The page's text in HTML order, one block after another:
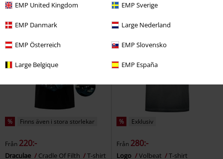
EMP United Kingdom EMP Sverige
EMP Danmark Large Nederland
EMP Österreich EMP Slovensko
Large Belgique EMP España
% Finns även i stora storlekar
Från 220:-
Draculae Cradle Of Filth T-shirt
% Exklusiv
Från 280:-
Logo Volbeat T-shirt